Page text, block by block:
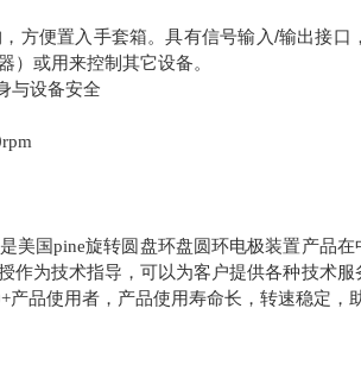
方便置入手套箱。具有信号输入/输出接口
）或用来控制其它设备。
与设备安全
美国pine旋转圆盘环盘圆环电极装置产品
作为技术指导，可以为客户提供各种技术
产品使用者，产品使用寿命长，转速稳定，